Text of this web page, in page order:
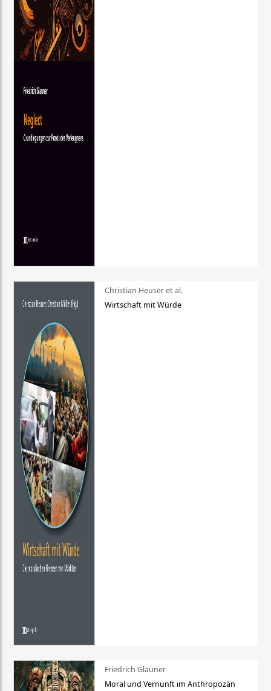
Christian Heuser et al.
Wirtschaft mit Würde
Friedrich Glauner
Moral und Vernunft im Anthropozän